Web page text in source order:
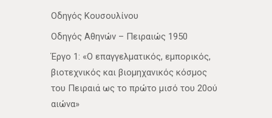
Οδηγός Κουσουλίνου
Οδηγός Αθηνών – Πειραιώς 1950
Έργο 1: «Ο επαγγελματικός, εμπορικός,
βιοτεχνικός και βιομηχανικός κόσμος
του Πειραιά ως το πρώτο μισό του 20ού
αιώνα»